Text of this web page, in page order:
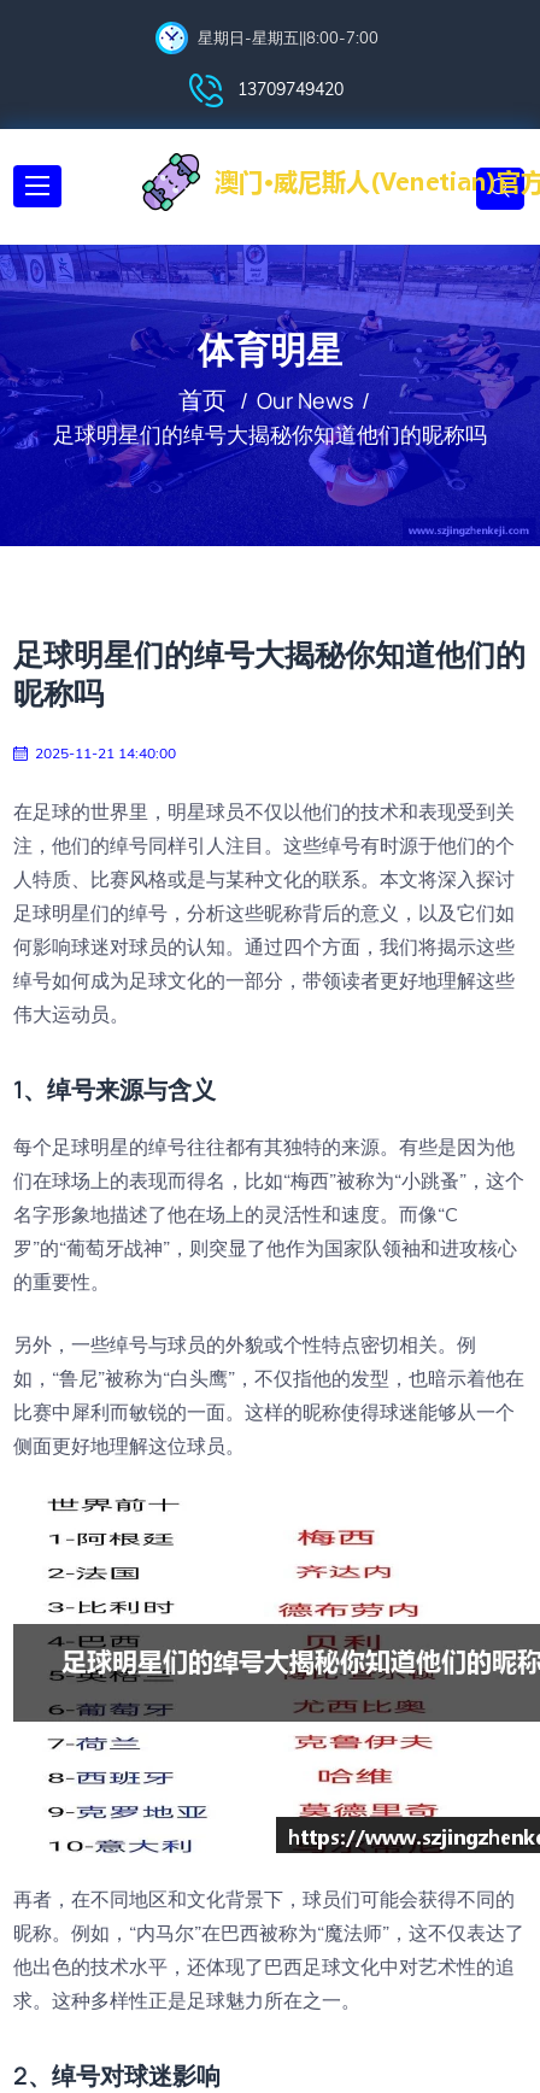
星期日-星期五||8:00-7:00
13709749420
体育明星
首页
Our News
足球明星们的绰号大揭秘你知道他们的昵称吗
足球明星们的绰号大揭秘你知道他们的
昵称吗
2025-11-21 14:40:00
在足球的世界里，明星球员不仅以他们的技术和表现受到关
注，他们的绰号同样引人注目。这些绰号有时源于他们的个
人特质、比赛风格或是与某种文化的联系。本文将深入探讨
足球明星们的绰号，分析这些昵称背后的意义，以及它们如
何影响球迷对球员的认知。通过四个方面，我们将揭示这些
绰号如何成为足球文化的一部分，带领读者更好地理解这些
伟大运动员。
1、绰号来源与含义
每个足球明星的绰号往往都有其独特的来源。有些是因为他
们在球场上的表现而得名，比如“梅西”被称为“小跳蚤”，这个
名字形象地描述了他在场上的灵活性和速度。而像“C
罗”的“葡萄牙战神”，则突显了他作为国家队领袖和进攻核心
的重要性。
另外，一些绰号与球员的外貌或个性特点密切相关。例
如，“鲁尼”被称为“白头鹰”，不仅指他的发型，也暗示着他在
比赛中犀利而敏锐的一面。这样的昵称使得球迷能够从一个
侧面更好地理解这位球员。
再者，在不同地区和文化背景下，球员们可能会获得不同的
昵称。例如，“内马尔”在巴西被称为“魔法师”，这不仅表达了
他出色的技术水平，还体现了巴西足球文化中对艺术性的追
求。这种多样性正是足球魅力所在之一。
2、绰号对球迷影响